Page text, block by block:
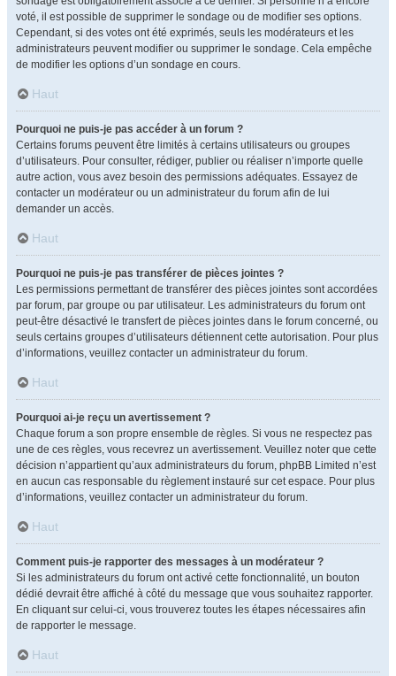
voté, il est possible de supprimer le sondage ou de modifier ses options.
Cependant, si des votes ont été exprimés, seuls les modérateurs et les
administrateurs peuvent modifier ou supprimer le sondage. Cela empêche
de modifier les options d’un sondage en cours.
Haut
Pourquoi ne puis-je pas accéder à un forum ?
Certains forums peuvent être limités à certains utilisateurs ou groupes
d’utilisateurs. Pour consulter, rédiger, publier ou réaliser n’importe quelle
autre action, vous avez besoin des permissions adéquates. Essayez de
contacter un modérateur ou un administrateur du forum afin de lui
demander un accès.
Haut
Pourquoi ne puis-je pas transférer de pièces jointes ?
Les permissions permettant de transférer des pièces jointes sont accordées
par forum, par groupe ou par utilisateur. Les administrateurs du forum ont
peut-être désactivé le transfert de pièces jointes dans le forum concerné, ou
seuls certains groupes d’utilisateurs détiennent cette autorisation. Pour plus
d’informations, veuillez contacter un administrateur du forum.
Haut
Pourquoi ai-je reçu un avertissement ?
Chaque forum a son propre ensemble de règles. Si vous ne respectez pas
une de ces règles, vous recevrez un avertissement. Veuillez noter que cette
décision n’appartient qu’aux administrateurs du forum, phpBB Limited n’est
en aucun cas responsable du règlement instauré sur cet espace. Pour plus
d’informations, veuillez contacter un administrateur du forum.
Haut
Comment puis-je rapporter des messages à un modérateur ?
Si les administrateurs du forum ont activé cette fonctionnalité, un bouton
dédié devrait être affiché à côté du message que vous souhaitez rapporter.
En cliquant sur celui-ci, vous trouverez toutes les étapes nécessaires afin
de rapporter le message.
Haut